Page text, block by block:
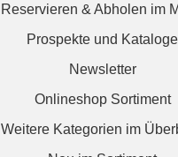
Reservieren & Abholen im
Prospekte und Kataloge
Newsletter
Onlineshop Sortiment
Weitere Kategorien im